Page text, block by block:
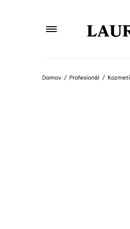
Domov / Profesionál /